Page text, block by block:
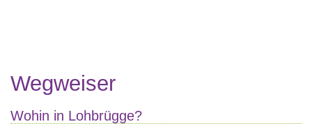
Wegweiser
Wohin in Lohbrügge?